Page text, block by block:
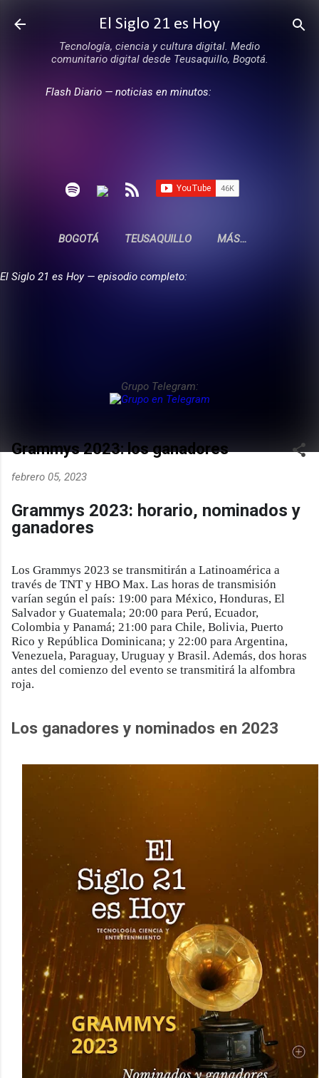
Ir al contenido principal
El Siglo 21 es Hoy
Tecnología, ciencia y cultura digital. Medio
comunitario digital desde Teusaquillo, Bogotá.
Flash Diario — noticias en minutos:
BOGOTÁ TEUSAQUILLO MÁS…
El Siglo 21 es Hoy — episodio completo:
Grupo Telegram:
Grammys 2023: los ganadores
febrero 05, 2023
Grammys 2023: horario, nominados y
ganadores
Los Grammys 2023 se transmitirán a Latinoamérica a
través de TNT y HBO Max. Las horas de transmisión
varían según el país: 19:00 para México, Honduras, El
Salvador y Guatemala; 20:00 para Perú, Ecuador,
Colombia y Panamá; 21:00 para Chile, Bolivia, Puerto
Rico y República Dominicana; y 22:00 para Argentina,
Venezuela, Paraguay, Uruguay y Brasil. Además, dos horas
antes del comienzo del evento se transmitirá la alfombra
roja.
Los ganadores y nominados en 2023